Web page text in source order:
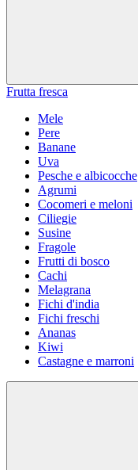
Frutta fresca
Mele
Pere
Banane
Uva
Pesche e albicocche
Agrumi
Cocomeri e meloni
Ciliegie
Susine
Fragole
Frutti di bosco
Cachi
Melagrana
Fichi d'india
Fichi freschi
Ananas
Kiwi
Castagne e marroni